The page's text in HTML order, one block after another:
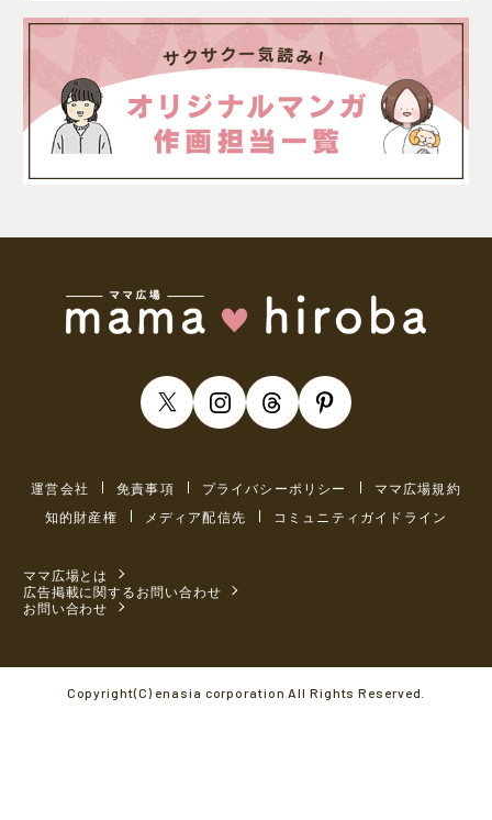
運営会社 免責事項 プライバシーポリシー
ママ広場規約
知的財産権
メディア配信先 コミュニティガイドライン
ママ広場とは
広告掲載に関するお問い合わせ
お問い合わせ
Copyright(C) enasia corporation All Rights Reserved.